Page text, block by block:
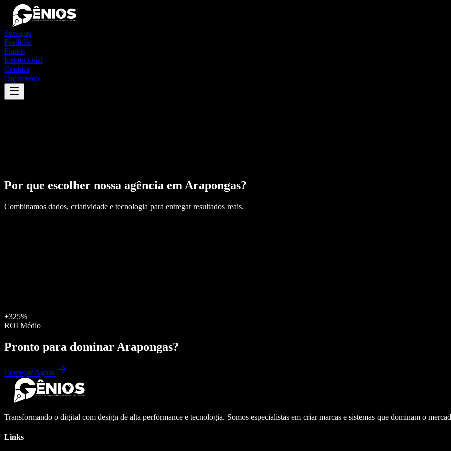
Serviços
Portfólio
Planos
Institucional
Contato
Orçamento
Por que escolher nossa agência em Arapongas?
Combinamos dados, criatividade e tecnologia para entregar resultados reais.
+325%
ROI Médio
Pronto para dominar Arapongas?
Começar Agora
Transformando o digital com design de alta performance e tecnologia. Somos especialistas em criar marcas e sistemas que dominam o
Links